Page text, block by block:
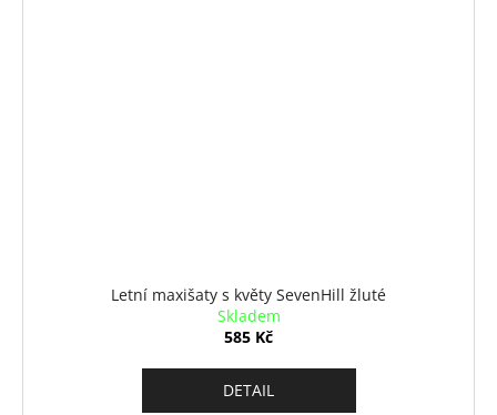
Letní maxišaty s květy SevenHill žluté
Skladem
585 Kč
DETAIL